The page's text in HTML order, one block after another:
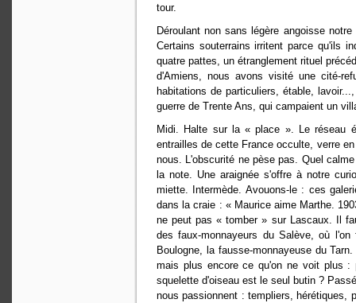
tour.
Déroulant non sans légère angoisse
Certains souterrains irritent parce qu'ils
quatre pattes, un étranglement rituel
d'Amiens, nous avons visité une cité-
habitations de particuliers, étable,
guerre de Trente Ans, qui campaient un
Midi. Halte sur la « place ». Le réseau
entrailles de cette France occulte, verre
nous. L'obscurité ne pèse pas. Quel
la note. Une araignée s'offre à notre
miette. Intermède. Avouons-le : ces
dans la craie : « Maurice aime Marthe.
ne peut pas « tomber » sur Lascaux. Il
des faux-monnayeurs du Salève, où
Boulogne, la fausse-monnayeuse du
mais plus encore ce qu'on ne voit plus :
squelette d'oiseau est le seul butin ?
nous passionnent : templiers, hérétiques,